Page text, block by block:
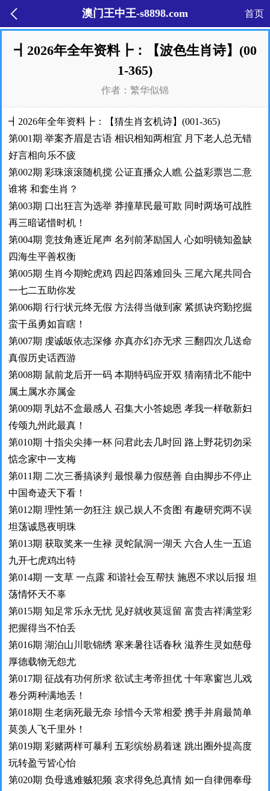
澳门王中王-s8898.com 首页
┫ 2026年全年资料┣：【波色生肖诗】(00
1-365)
作者：繁华似锦
┫2026年全年资料┣：【猜生肖玄机诗】(001-365)
第001期 举案齐眉是古语 相识相知两相宜 月下老人总无错
好言相向乐不疲
第002期 彩珠滚滚随机搅 公证直播众人瞧 公益彩票岂二意
谁将 和套生肖？
第003期 口出狂言为选举 莽撞草民最可欺 同时两场可战胜
再三暗诺惜时机！
第004期 竞技角逐近尾声 名列前茅励国人 心如明镜知盈缺
四海生平善权衡
第005期 生肖今期蛇虎鸡 四起四落难回头 三尾六尾共同合
一七二五助你发
第006期 行行状元终无假 方法得当做到家 紧抓诀窍勤挖掘
蛮干虽勇如盲瞎！
第007期 虔诚皈依志深修 亦真亦幻亦无求 三翻四次几送命
真假历史话西游
第008期 鼠前龙后开一码 本期特码应开双 猜南猜北不能中
属土属水亦属金
第009期 乳姑不盒最感人 召集大小答媳恩 孝我一样敬新妇
传颂九州此最真！
第010期 十指尖尖捧一杯 问君此去几时回 路上野花切勿采
惦念家中一支梅
第011期 二次三番搞谈判 最恨暴力假慈善 自由脚步不停止
中国奇迹天下看！
第012期 理性第一勿狂注 娱己娱人不贪图 有趣研究两不误
坦荡诚恳夜明珠
第013期 获取奖来一生禄 灵蛇鼠洞一湖天 六合人生一五追
九开七虎鸡出特
第014期 一支草 一点露 和谐社会互帮扶 施恩不求以后报 坦
荡情怀天不辜
第015期 知足常乐永无忧 见好就收莫逗留 富贵吉祥满堂彩
把握得当不怕丢
第016期 湖泊山川歌锦绣 寒来暑往话春秋 滋养生灵如慈母
厚德载物无怨尤
第017期 征战有功何所求 欲试主考帝担优 十年寒窗岂儿戏
卷分两种满地丢！
第018期 生老病死最无奈 珍惜今天常相爱 携手并肩最简单
莫羡人飞千里外！
第019期 彩赌两样可暴利 五彩缤纷易着迷 跳出圈外提高度
玩转盈亏皆心怡
第020期 负母逃难贼犯频 哀求得免总真情 如一自律佣奉母